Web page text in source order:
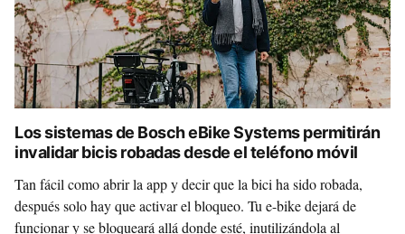
Los sistemas de Bosch eBike Systems permitirán
invalidar bicis robadas desde el teléfono móvil
Tan fácil como abrir la app y decir que la bici ha sido robada,
después solo hay que activar el bloqueo. Tu e-bike dejará de
funcionar y se bloqueará allá donde esté, inutilizándola al